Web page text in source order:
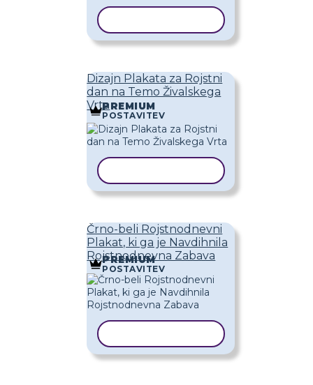
Dizajn Plakata za Rojstni
dan na Temo Živalskega
VrtaPREMIUM
POSTAVITEV
Črno-beli Rojstnodnevni
Plakat, ki ga je Navdihnila
Rojstnodnevna Zabava
PREMIUM
POSTAVITEV